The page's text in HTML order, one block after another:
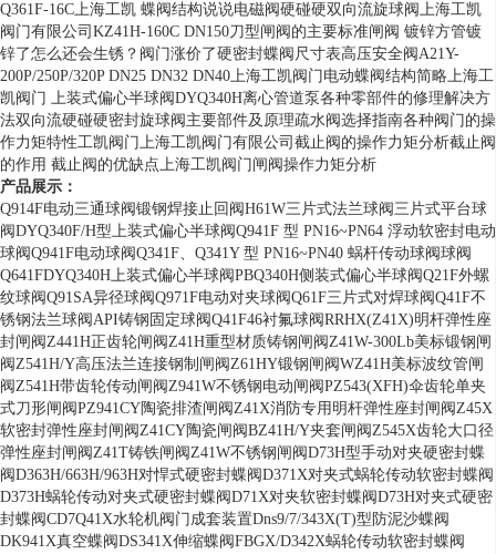
Q361F-16C上海工凯 蝶阀结构说说电磁阀硬碰硬双向流旋球阀上海工凯
阀门有限公司KZ41H-160C DN150刀型闸阀的主要标准闸阀 镀锌方管镀
锌了怎么还会生锈？ 阀门涨价了硬密封蝶阀尺寸表高压安全阀A21Y-
200P/250P/320P DN25 DN32 DN40上海工凯阀门电动蝶阀结构简略上海工
凯阀门 上装式偏心半球阀DYQ340H离心管道泵各种零部件的修理解决方
法双向流硬碰硬密封旋球阀主要部件及原理疏水阀选择指南各种阀门的操
作力矩特性工凯阀门上海工凯阀门有限公司截止阀的操作力矩分析截止阀
的作用 截止阀的优缺点上海工凯阀门闸阀操作力矩分析
产品展示：
Q914F电动三通球阀锻钢焊接止回阀H61W三片式法兰球阀三片式平台球
阀DYQ340F/H型上装式偏心半球阀Q941F 型 PN16~PN64 浮动软密封电动
球阀Q941F电动球阀Q341F、Q341Y 型 PN16~PN40 蜗杆传动球阀球阀
Q641FDYQ340H上装式偏心半球阀PBQ340H侧装式偏心半球阀Q21F外螺
纹球阀Q91SA异径球阀Q971F电动对夹球阀Q61F三片式对焊球阀Q41F不
锈钢法兰球阀API铸钢固定球阀Q41F46衬氟球阀RRHX(Z41X)明杆弹性座
封闸阀Z441H正齿轮闸阀Z41H重型材质铸钢闸阀Z41W-300Lb美标锻钢闸
阀Z541H/Y高压法兰连接钢制闸阀Z61HY锻钢闸阀WZ41H美标波纹管闸
阀Z541H带齿轮传动闸阀Z941W不锈钢电动闸阀PZ543(XFH)伞齿轮单夹
式刀形闸阀PZ941CY陶瓷排渣闸阀Z41X消防专用明杆弹性座封闸阀Z45X
软密封弹性座封闸阀Z41CY陶瓷闸阀BZ41H/Y夹套闸阀Z545X齿轮大口径
弹性座封闸阀Z41T铸铁闸阀Z41W不锈钢闸阀D73H型手动对夹硬密封蝶
阀D363H/663H/963H对悍式硬密封蝶阀D371X对夹式蜗轮传动软密封蝶阀
D373H蜗轮传动对夹式硬密封蝶阀D71X对夹软密封蝶阀D73H对夹式硬密
封蝶阀CD7Q41X水轮机阀门成套装置Dns9/7/343X(T)型防泥沙蝶阀
DK941X真空蝶阀DS341X伸缩蝶阀FBGX/D342X蜗轮传动软密封蝶阀